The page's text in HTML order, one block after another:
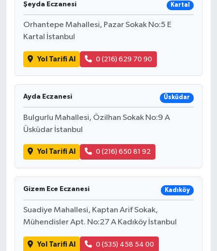
Şeyda Eczanesi Kartal
Orhantepe Mahallesi, Pazar Sokak No:5 E
Kartal İstanbul
Yol Tarifi Al 0 (216) 629 70 90
Ayda Eczanesi Üsküdar
Bulgurlu Mahallesi, Özilhan Sokak No:9 A
Üsküdar İstanbul
Yol Tarifi Al 0 (216) 650 81 92
Gizem Ece Eczanesi Kadıköy
Suadiye Mahallesi, Kaptan Arif Sokak,
Mühendisler Apt. No:27 A Kadıköy İstanbul
Yol Tarifi Al 0 (535) 458 54 00